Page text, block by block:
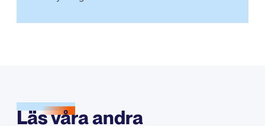
Läs våra andra